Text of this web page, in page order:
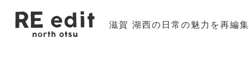
滋賀 湖西の日常の魅力を再編集